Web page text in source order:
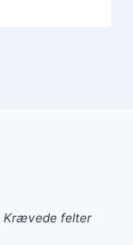
Krævede felter